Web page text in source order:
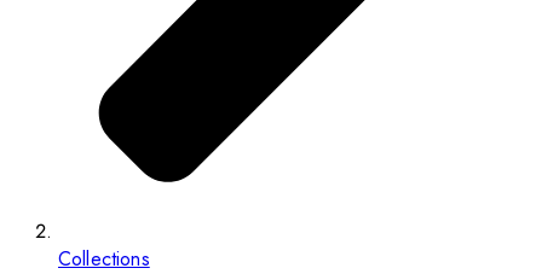
Collections